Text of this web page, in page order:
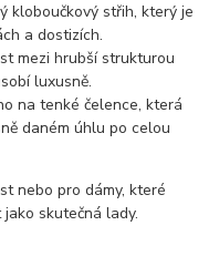
kloboučkový střih, který je
a dostizích.
mezi hrubší strukturou
luxusně.
na tenké čelence, která
daném úhlu po celou
nebo pro dámy, které
skutečná lady.